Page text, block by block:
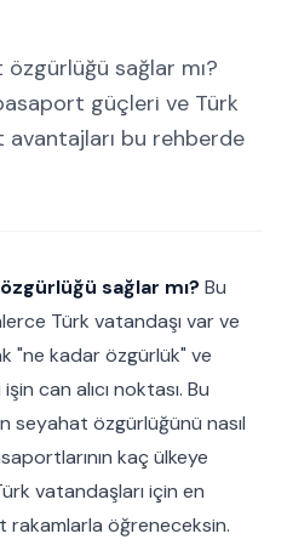
sağlar mı?
güçleri ve Türk
bu rehberde
sağlar mı? Bu
Türk vatandaşı var ve
"ne kadar özgürlük" ve
can alıcı noktası. Bu
seyahat özgürlüğünü nasıl
kaç ülkeye
vatandaşları için en
rakamlarla öğreneceksin.